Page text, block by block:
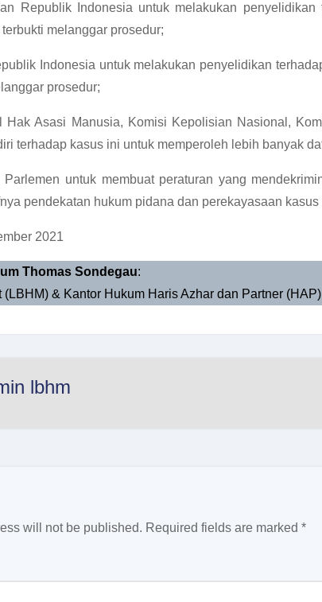
Republik Indonesia untuk melakukan
melanggar prosedur;
Indonesia untuk melakukan penyelidikan
prosedur;
Hak Asasi Manusia, Komisi Kepolisian Nasional,
terhadap kasus ini untuk memperoleh lebih banyak
Parlemen untuk membuat peraturan yang
pendekatan hukum pidana dan perekayasaan
2021
Thomas Sondegau:
(LBHM) & Kantor Hukum Haris Azhar dan Partner (HAP)
lbhm
will not be published. Required fields are marked *